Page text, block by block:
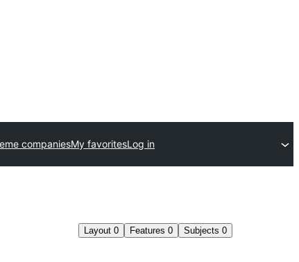
companiesMy favoritesLog in
Layout 0 Features 0 Subjects 0